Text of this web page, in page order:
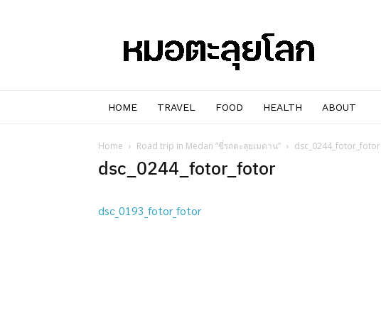
ตะลุย
โลก
HOME TRAVEL FOOD HEALTH ABOUT
Home Road trip in Medan “ขี่รถตะลุยเมดาน” dsc_0244_fotor_fotor
dsc_0244_fotor_fotor
dsc_0193_fotor_fotor